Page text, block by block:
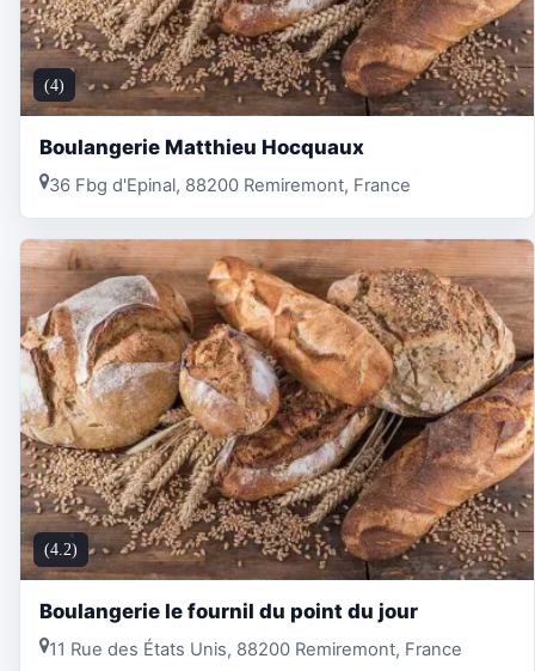
(4)
Boulangerie Matthieu Hocquaux
36 Fbg d'Epinal, 88200 Remiremont, France
(4.2)
Boulangerie le fournil du point du jour
11 Rue des États Unis, 88200 Remiremont, France